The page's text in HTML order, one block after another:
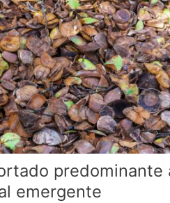
predominante
emergente